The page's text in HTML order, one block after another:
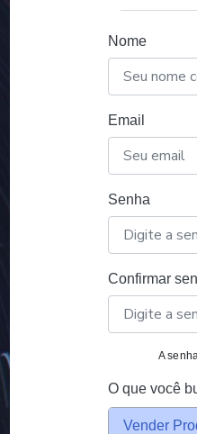
Nome
Email
Senha
Confirmar
A
O que você
Vender